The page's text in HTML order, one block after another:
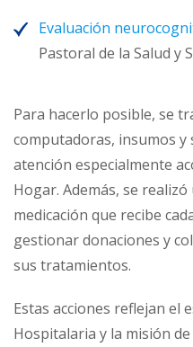
Evaluación
Pastoral de la Salud y
Para hacerlo posible, se
computadoras, insumos y
atención especialmente
Hogar. Además, se
medicación que recibe
gestionar donaciones y
sus tratamientos.
Estas acciones reflejan el
Hospitalaria y la misión